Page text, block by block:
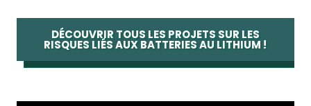
DÉCOUVRIR TOUS LES PROJETS SUR LES
RISQUES LIÉS AUX BATTERIES AU LITHIUM !